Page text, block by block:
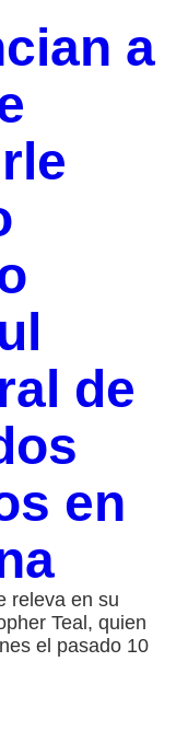
a
de
en
releva en su
Teal, quien
el pasado 10